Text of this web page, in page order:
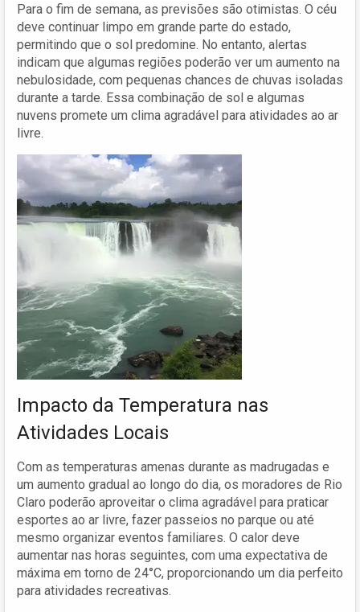
Para o fim de semana, as previsões são otimistas. O céu
deve continuar limpo em grande parte do estado,
permitindo que o sol predomine. No entanto, alertas
indicam que algumas regiões poderão ver um aumento na
nebulosidade, com pequenas chances de chuvas isoladas
durante a tarde. Essa combinação de sol e algumas
nuvens promete um clima agradável para atividades ao ar
livre.
Impacto da Temperatura nas
Atividades Locais
Com as temperaturas amenas durante as madrugadas e
um aumento gradual ao longo do dia, os moradores de Rio
Claro poderão aproveitar o clima agradável para praticar
esportes ao ar livre, fazer passeios no parque ou até
mesmo organizar eventos familiares. O calor deve
aumentar nas horas seguintes, com uma expectativa de
máxima em torno de 24°C, proporcionando um dia perfeito
para atividades recreativas.